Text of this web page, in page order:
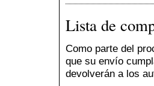
Lista de
Como parte del
que su envío
devolverán a los